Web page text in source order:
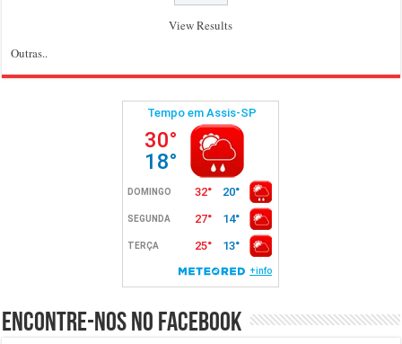
View Results
Outras..
Encontre-nos no Facebook